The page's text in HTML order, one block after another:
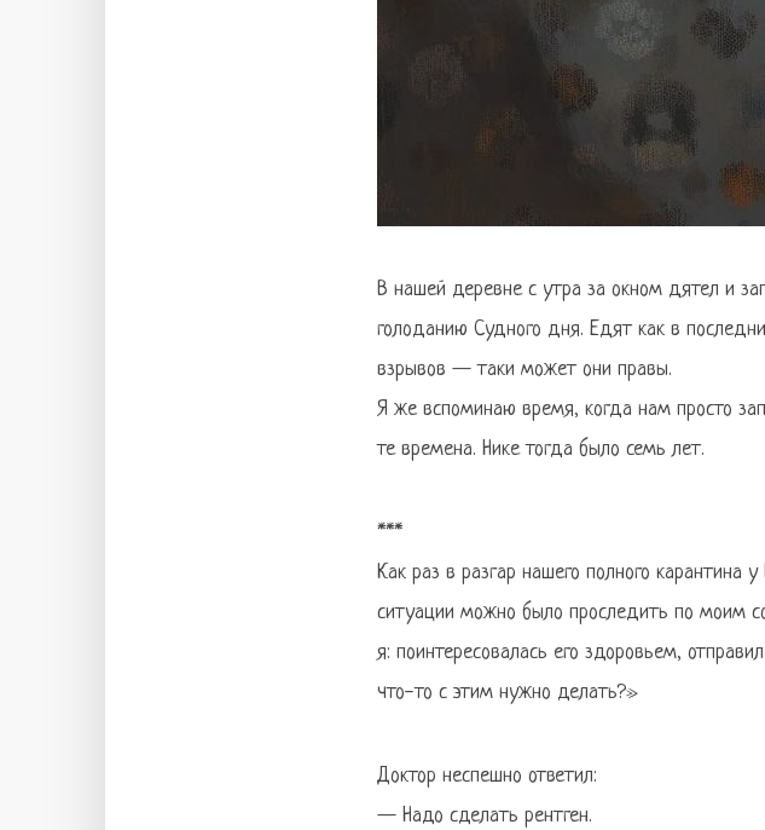
В нашей деревне с утра за окном дятел и
голоданию Судного дня. Едят как в
взрывов — таки может они правы.
Я же вспоминаю время, когда нам просто
те времена. Нике тогда было семь лет.
***
Как раз в разгар нашего полного карантина
ситуации можно было проследить по моим
я: поинтересовалась его здоровьем,
что-то с этим нужно делать?»
Доктор неспешно ответил:
— Надо сделать рентген.